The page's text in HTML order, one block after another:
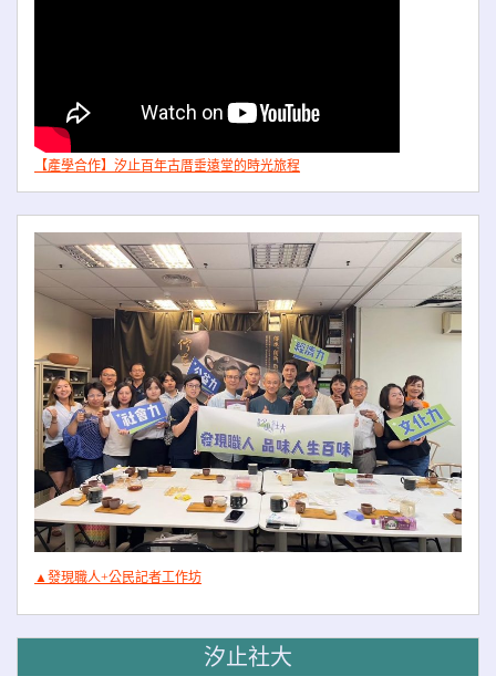
【產學合作】汐止百年古厝垂遠堂的時光旅程
▲發現職人+公民記者工作坊
汐止社大